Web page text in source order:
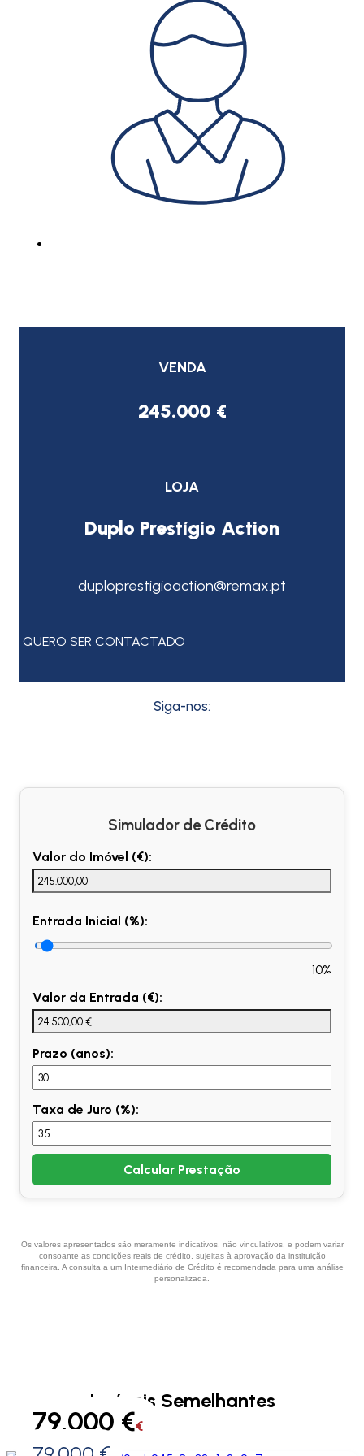
VENDA
245.000 €
LOJA
Duplo Prestígio Action
duploprestigioaction@remax.pt
QUERO SER CONTACTADO
Siga-nos:
Simulador de Crédito
Valor do Imóvel (€):
Entrada Inicial (%):
10%
Valor da Entrada (€):
Prazo (anos):
Taxa de Juro (%):
Calcular Prestação
Os valores apresentados são meramente indicativos, não vinculativos, e podem variar
consoante as condições reais de crédito, sujeitas à aprovação da instituição
financeira. A consulta a um Intermediário de Crédito é recomendada para uma análise
personalizada.
Imóveis Semelhantes
79.000 €€